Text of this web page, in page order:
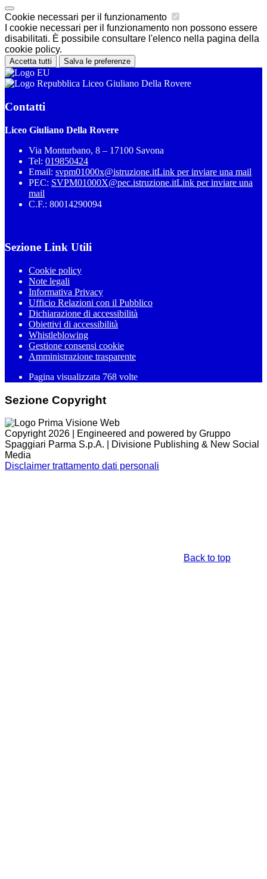
Cookie necessari per il funzionamento
I cookie necessari per il funzionamento non possono essere
disabilitati. È possibile consultare l'elenco nella pagina della
cookie policy.
Accetta tutti Salva le preferenze
Liceo Giuliano Della Rovere
Contatti
Liceo Giuliano Della Rovere
Via Monturbano, 8 – 17100 Savona
Tel: 019850424
Email: svpm01000x@istruzione.itLink per inviare una mail
PEC: SVPM01000X@pec.istruzione.itLink per inviare una
mail
C.F.: 80014290094
Sezione Link Utili
Cookie policy
Note legali
Informativa Privacy
Ufficio Relazioni con il Pubblico
Dichiarazione di accessibilità
Obiettivi di accessibilità
Whistleblowing
Gestione consensi cookie
Amministrazione trasparente
Pagina visualizzata 768 volte
Sezione Copyright
Copyright 2026 | Engineered and powered by Gruppo
Spaggiari Parma S.p.A. | Divisione Publishing & New Social
Media
Disclaimer trattamento dati personali
Back to top